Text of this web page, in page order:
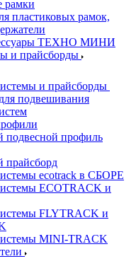
рамки
пластиковых рамок,
ТЕХНО МИНИ
и прайсборды
и прайсборды
подвешивания
подвесной профиль
прайсборд
ecotrack в СБОРЕ
ECOTRACK и
FLYTRACK и
MINI-TRACK